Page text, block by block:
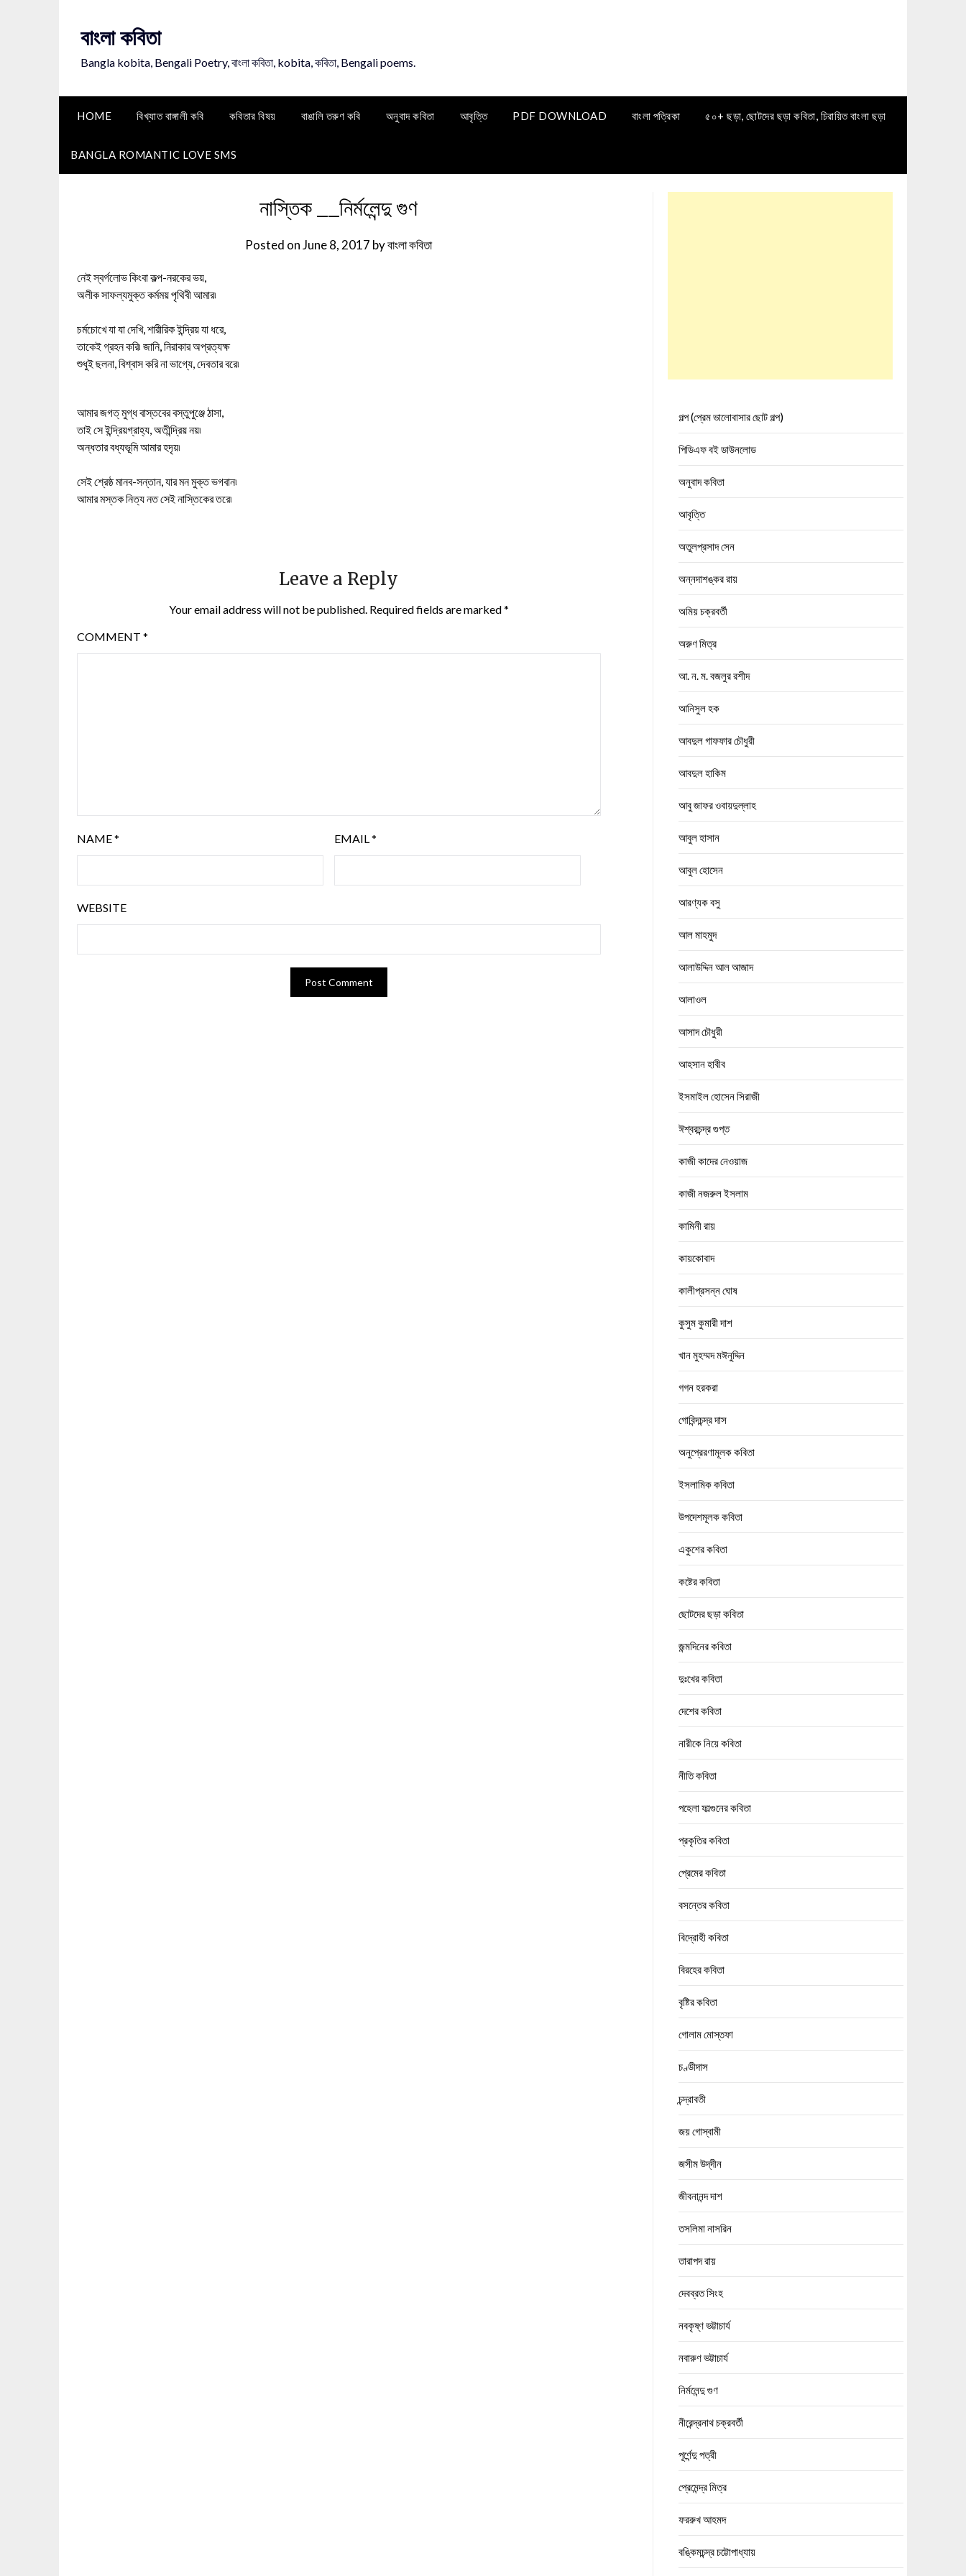
বাংলা কবিতা
Bangla kobita, Bengali Poetry, বাংলা কবিতা, kobita, কবিতা, Bengali poems.
HOME বিখ্যাত বাঙ্গালী কবি কবিতার বিষয় বাঙালি তরুণ কবি অনুবাদ কবিতা আবৃত্তি PDF DOWNLOAD বাংলা পত্রিকা ৫০+ ছড়া, ছোটদের ছড়া কবিতা, চিরায়িত বাংলা ছড়া
BANGLA ROMANTIC LOVE SMS
নাস্তিক __নির্মলেন্দু গুণ
Posted onJune 8, 2017 byবাংলা কবিতা
নেই স্বর্গলোভ কিংবা কল্প-নরকের ভয়,
অলীক সাফল্যমুক্ত কর্মময় পৃথিবী আমার৷
চর্মচোখে যা যা দেখি, শারীরিক ইন্দ্রিয় যা ধরে,
তাকেই গ্রহন করি৷ জানি, নিরাকার অপ্রত্যক্ষ
শুধুই ছলনা, বিশ্বাস করি না ভাগ্যে, দেবতার বরে৷
আমার জগত্ মুগ্ধ বাস্তবের বস্তুপুঞ্জে ঠাসা,
তাই সে ইন্দ্রিয়গ্রাহ্য, অতীন্দ্রিয় নয়৷
অন্ধতার বধ্যভূমি আমার হদৃয়৷
সেই শ্রেষ্ঠ মানব-সন্তান, যার মন মুক্ত ভগবান৷
আমার মস্তক নিত্য নত সেই নাস্তিকের তরে৷
Leave a Reply
Your email address will not be published. Required fields are marked*
COMMENT *
NAME* EMAIL*
WEBSITE
গল্প (প্রেম ভালোবাসার ছোট গল্প)
পিডিএফ বই ডাউনলোড
অনুবাদ কবিতা
আবৃত্তি
অতুলপ্রসাদ সেন
অন্নদাশঙ্কর রায়
অমিয় চক্রবর্তী
অরুণ মিত্র
আ. ন. ম. বজলুর রশীদ
আনিসুল হক
আবদুল গাফফার চৌধুরী
আবদুল হাকিম
আবু জাফর ওবায়দুল্লাহ
আবুল হাসান
আবুল হোসেন
আরণ্যক বসু
আল মাহমুদ
আলাউদ্দিন আল আজাদ
আলাওল
আসাদ চৌধুরী
আহসান হাবীব
ইসমাইল হোসেন সিরাজী
ঈশ্বরচন্দ্র গুপ্ত
কাজী কাদের নেওয়াজ
কাজী নজরুল ইসলাম
কামিনী রায়
কায়কোবাদ
কালীপ্রসন্ন ঘোষ
কুসুম কুমারী দাশ
খান মুহম্মদ মঈনুদ্দিন
গগন হরকরা
গোবিন্দচন্দ্র দাস
অনুপ্রেরণামূলক কবিতা
ইসলামিক কবিতা
উপদেশমূলক কবিতা
একুশের কবিতা
কষ্টের কবিতা
ছোটদের ছড়া কবিতা
জন্মদিনের কবিতা
দুঃখের কবিতা
দেশের কবিতা
নারীকে নিয়ে কবিতা
নীতি কবিতা
পহেলা ফাল্গুনের কবিতা
প্রকৃতির কবিতা
প্রেমের কবিতা
বসন্তের কবিতা
বিদ্রোহী কবিতা
বিরহের কবিতা
বৃষ্টির কবিতা
গোলাম মোস্তফা
চণ্ডীদাস
চন্দ্রাবতী
জয় গোস্বামী
জসীম উদ্‌দীন
জীবনানন্দ দাশ
তসলিমা নাসরিন
তারাপদ রায়
দেবব্রত সিংহ
নবকৃষ্ণ ভট্টাচার্য
নবারুণ ভট্টাচার্য
নির্মলেন্দু গুণ
নীরেন্দ্রনাথ চক্রবর্তী
পূর্ণেন্দু পত্রী
প্রেমেন্দ্র মিত্র
ফররুখ আহমদ
বঙ্কিমচন্দ্র চট্টোপাধ্যায়